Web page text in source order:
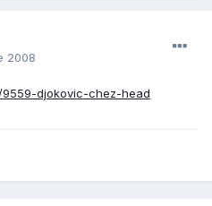
2008
djokovic-chez-head